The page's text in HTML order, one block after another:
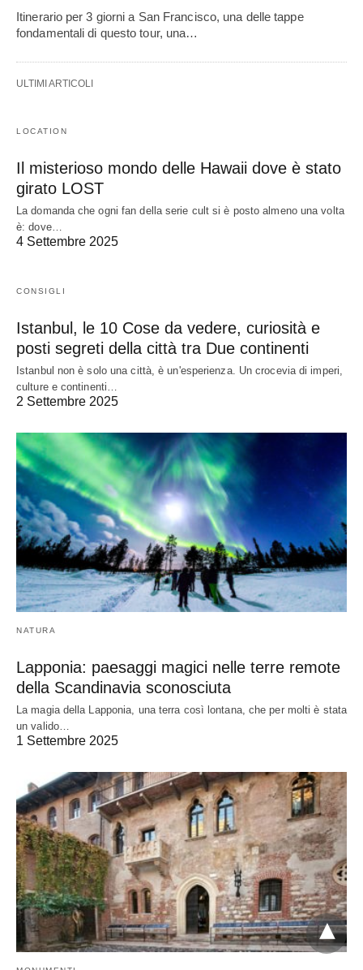
Itinerario per 3 giorni a San Francisco, una delle tappe
fondamentali di questo tour, una…
ULTIMI ARTICOLI
LOCATION
Il misterioso mondo delle Hawaii dove è stato
girato LOST
La domanda che ogni fan della serie cult si è posto almeno una volta
è: dove…
4 Settembre 2025
CONSIGLI
Istanbul, le 10 Cose da vedere, curiosità e
posti segreti della città tra Due continenti
Istanbul non è solo una città, è un'esperienza. Un crocevia di imperi,
culture e continenti…
2 Settembre 2025
NATURA
Lapponia: paesaggi magici nelle terre remote
della Scandinavia sconosciuta
La magia della Lapponia, una terra così lontana, che per molti è stata
un valido…
1 Settembre 2025